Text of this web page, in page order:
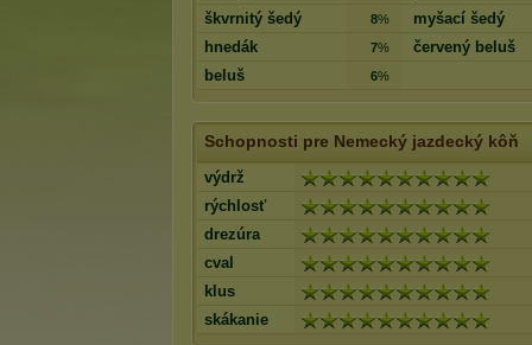
škvrnitý šedý
8%
myšací šedý
hnedák
7%
červený beluš
beluš
6%
Schopnosti pre Nemecký jazdecký kôň
výdrž
rýchlosť
drezúra
cval
klus
skákanie